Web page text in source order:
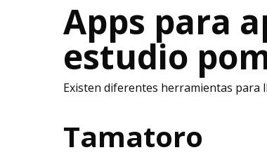
Apps para
estudio
Existen diferentes herramientas para
Tamatoro